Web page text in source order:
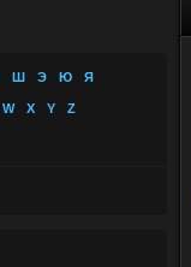
Ш Э Ю Я
W X Y Z